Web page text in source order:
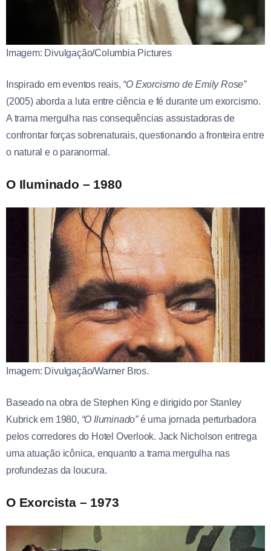
Imagem: Divulgação/Columbia Pictures
Inspirado em eventos reais, “O Exorcismo de Emily Rose”
(2005) aborda a luta entre ciência e fé durante um exorcismo.
A trama mergulha nas consequências assustadoras de
confrontar forças sobrenaturais, questionando a fronteira entre
o natural e o paranormal.
O Iluminado – 1980
Imagem: Divulgação/Warner Bros.
Baseado na obra de Stephen King e dirigido por Stanley
Kubrick em 1980, “O Iluminado”é uma jornada perturbadora
pelos corredores do Hotel Overlook. Jack Nicholson entrega
uma atuação icônica, enquanto a trama mergulha nas
profundezas da loucura.
O Exorcista – 1973